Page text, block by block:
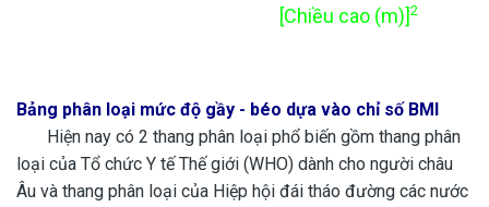
[Chiều cao (m)]2
Bảng phân loại mức độ gầy - béo dựa vào chỉ số BMI
Hiện nay có 2 thang phân loại phổ biến gồm thang phân
loại của Tổ chức Y tế Thế giới (WHO) dành cho người châu
Âu và thang phân loại của Hiệp hội đái tháo đường các nước